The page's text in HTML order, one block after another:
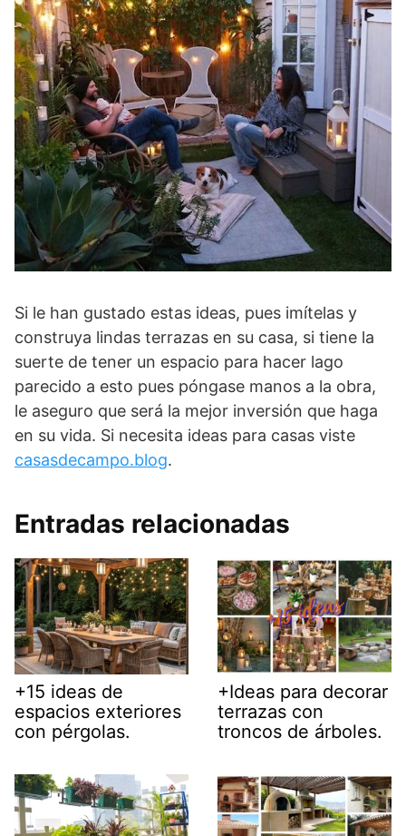
Si le han gustado estas ideas, pues imítelas y
construya lindas terrazas en su casa, si tiene la
suerte de tener un espacio para hacer lago
parecido a esto pues póngase manos a la obra,
le aseguro que será la mejor inversión que haga
en su vida. Si necesita ideas para casas viste
casasdecampo.blog.
Entradas relacionadas
+15 ideas de
espacios exteriores
con pérgolas.
+Ideas para decorar
terrazas con
troncos de árboles.